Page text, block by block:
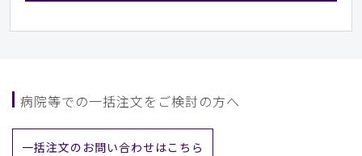
病院等での一括注文をご検討の方へ
一括注文のお問い合わせはこちら